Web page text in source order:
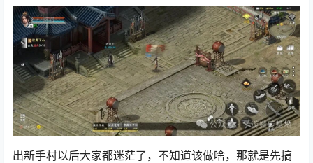
出新手村以后大家都迷茫了，不知道该做啥，那就是先搞